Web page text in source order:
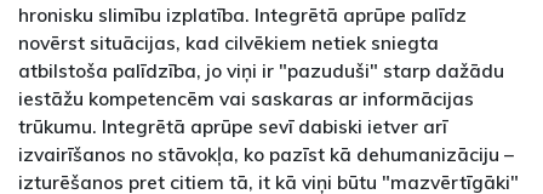
hronisku slimību izplatība. Integrētā aprūpe palīdz
novērst situācijas, kad cilvēkiem netiek sniegta
atbilstoša palīdzība, jo viņi ir "pazuduši" starp dažādu
iestāžu kompetencēm vai saskaras ar informācijas
trūkumu. Integrētā aprūpe sevī dabiski ietver arī
izvairīšanos no stāvokļa, ko pazīst kā dehumanizāciju –
izturēšanos pret citiem tā, it kā viņi būtu "mazvērtīgāki"